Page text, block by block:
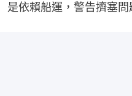
是依賴船運，警告擠塞問